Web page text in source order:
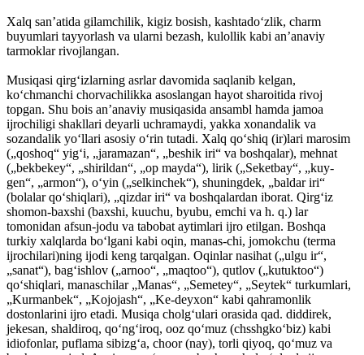
Xalq sanʼatida gilamchilik, kigiz bosish, kashtadoʻzlik, charm
buyumlari tayyorlash va ularni bezash, kulollik kabi anʼanaviy
tarmoklar rivojlangan.
Musiqasi qirgʻizlarning asrlar davomida saqlanib kelgan,
koʻchmanchi chorvachilikka asoslangan hayot sharoitida rivoj
topgan. Shu bois anʼanaviy musiqasida ansambl hamda jamoa
ijrochiligi shakllari deyarli uchramaydi, yakka xonandalik va
sozandalik yoʻllari asosiy oʻrin tutadi. Xalq qoʻshiq (ir)lari marosim
(„qoshoq“ yigʻi, „jaramazan“, „beshik iri“ va boshqalar), mehnat
(„bekbekey“, „shirildan“, „op mayda“), lirik („Seketbay“, „kuy-
gen“, „armon“), oʻyin („selkinchek“), shuningdek, „baldar iri“
(bolalar qoʻshiqlari), „qizdar iri“ va boshqalardan iborat. Qirgʻiz
shomon-baxshi (baxshi, kuuchu, byubu, emchi va h. q.) lar
tomonidan afsun-jodu va tabobat aytimlari ijro etilgan. Boshqa
turkiy xalqlarda boʻlgani kabi oqin, manas-chi, jomokchu (terma
ijrochilari)ning ijodi keng tarqalgan. Oqinlar nasihat („ulgu ir“,
„sanat“), bagʻishlov („arnoo“, „maqtoo“), qutlov („kutuktoo“)
qoʻshiqlari, manaschilar „Manas“, „Semetey“, „Seytek“ turkumlari,
„Kurmanbek“, „Kojojash“, „Ke-deyxon“ kabi qahramonlik
dostonlarini ijro etadi. Musiqa cholgʻulari orasida qad. diddirek,
jekesan, shaldiroq, qoʻngʻiroq, ooz qoʻmuz (chsshgkoʻbiz) kabi
idiofonlar, puflama sibizgʻa, choor (nay), torli qiyoq, qoʻmuz va